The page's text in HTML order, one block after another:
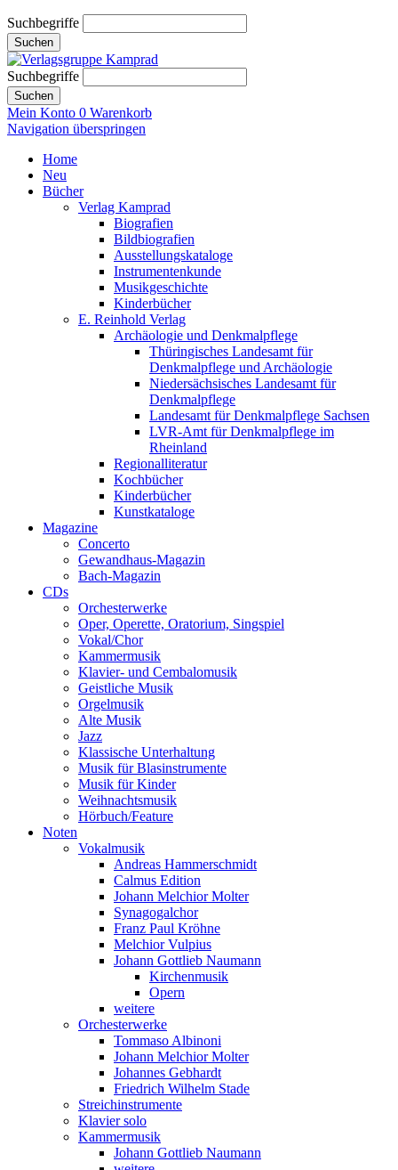
Suchbegriffe
Suchen
Suchbegriffe
Suchen
Mein Konto 0 Warenkorb
Navigation überspringen
Home
Neu
Bücher
Verlag Kamprad
Biografien
Bildbiografien
Ausstellungskataloge
Instrumentenkunde
Musikgeschichte
Kinderbücher
E. Reinhold Verlag
Archäologie und Denkmalpflege
Thüringisches Landesamt für
Denkmalpflege und Archäologie
Niedersächsisches Landesamt für
Denkmalpflege
Landesamt für Denkmalpflege Sachsen
LVR-Amt für Denkmalpflege im
Rheinland
Regionalliteratur
Kochbücher
Kinderbücher
Kunstkataloge
Magazine
Concerto
Gewandhaus-Magazin
Bach-Magazin
CDs
Orchesterwerke
Oper, Operette, Oratorium, Singspiel
Vokal/Chor
Kammermusik
Klavier- und Cembalomusik
Geistliche Musik
Orgelmusik
Alte Musik
Jazz
Klassische Unterhaltung
Musik für Blasinstrumente
Musik für Kinder
Weihnachtsmusik
Hörbuch/Feature
Noten
Vokalmusik
Andreas Hammerschmidt
Calmus Edition
Johann Melchior Molter
Synagogalchor
Franz Paul Kröhne
Melchior Vulpius
Johann Gottlieb Naumann
Kirchenmusik
Opern
weitere
Orchesterwerke
Tommaso Albinoni
Johann Melchior Molter
Johannes Gebhardt
Friedrich Wilhelm Stade
Streichinstrumente
Klavier solo
Kammermusik
Johann Gottlieb Naumann